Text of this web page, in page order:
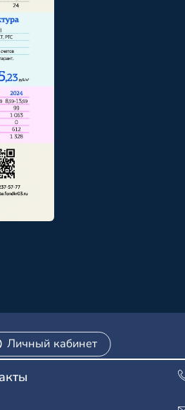
Личный кабинет